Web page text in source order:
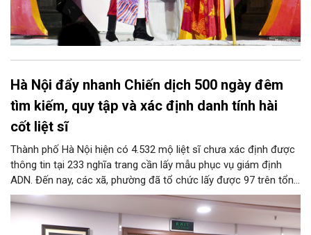
Hà Nội đẩy nhanh Chiến dịch 500 ngày đêm
tìm kiếm, quy tập và xác định danh tính hài
cốt liệt sĩ
Thành phố Hà Nội hiện có 4.532 mộ liệt sĩ chưa xác định được
thông tin tại 233 nghĩa trang cần lấy mẫu phục vụ giám định
ADN. Đến nay, các xã, phường đã tổ chức lấy được 97 trên tổng
số 106 mộ liệt sĩ được khai quật.